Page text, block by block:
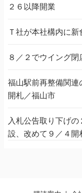
２６以降開業
Ｔ社が本社構内に
８／２でウイング
福山駅前再整備関連
開札／福山市
入札公告取り下げ
設、改めて９／４